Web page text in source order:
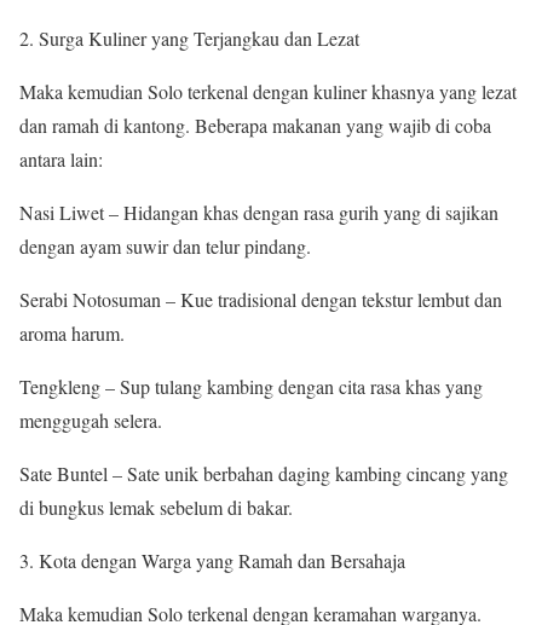
Surga Kuliner yang Terjangkau dan Lezat
Maka kemudian Solo terkenal dengan kuliner khasnya yang lezat
dan ramah di kantong. Beberapa makanan yang wajib di coba
antara lain:
Nasi Liwet – Hidangan khas dengan rasa gurih yang di sajikan
dengan ayam suwir dan telur pindang.
Serabi Notosuman – Kue tradisional dengan tekstur lembut dan
aroma harum.
Tengkleng – Sup tulang kambing dengan cita rasa khas yang
menggugah selera.
Sate Buntel – Sate unik berbahan daging kambing cincang yang
di bungkus lemak sebelum di bakar.
Kota dengan Warga yang Ramah dan Bersahaja
Maka kemudian Solo terkenal dengan keramahan warganya.